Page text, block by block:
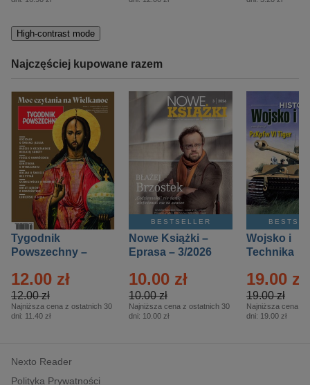
High-contrast mode
Najczęściej kupowane razem
Tygodnik
Powszechny –
12.00 zł
12.00 zł
Najniższa cena z ostatnich 30
dni: 11.40 zł
BESTSELLER
Nowe Książki –
Eprasa – 3/2026
10.00 zł
10.00 zł
Najniższa cena z ostatnich 30
dni: 10.00 zł
Wojsko i
Technika
– 2/2026
19.00 zł
19.00 zł
Najniższa cena z
dni: 19.00 zł
Nexto Reader
Polityka Prywatności